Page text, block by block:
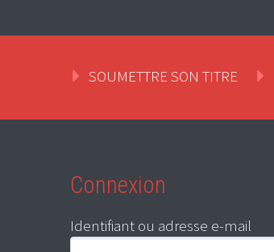
SOUMETTRE SON TITRE
Connexion
Identifiant ou adresse e-mail